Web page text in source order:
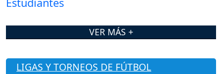
VER MÁS +
LIGAS Y TORNEOS DE FÚTBOL